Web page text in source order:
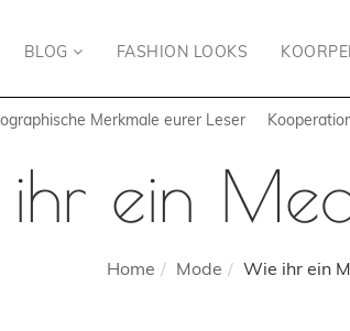
BLOG FASHION LOOKS
Merkmale eurer Leser
ein
Home Mode Wie ihr ein